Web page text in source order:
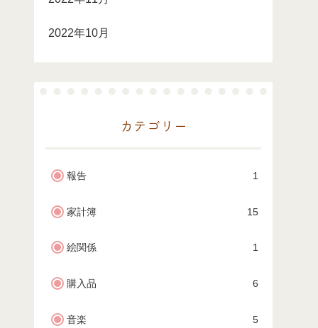
2022年10月
カテゴリー
報告 1
家計簿 15
絵関係 1
購入品 6
音楽 5